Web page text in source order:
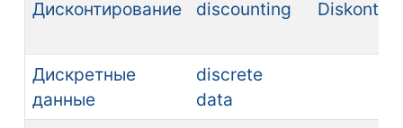
Дисконтирование discounting
Дискретные
данные
discrete
data